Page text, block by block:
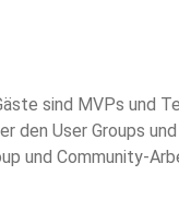
sind MVPs und
User Groups
und Community-
und was
in Englisch.